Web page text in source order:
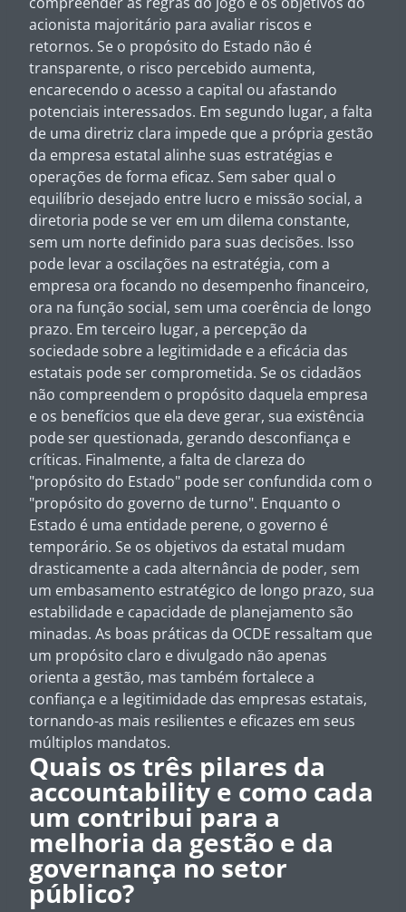
acionista majoritário para avaliar riscos e
retornos. Se o propósito do Estado não é
transparente, o risco percebido aumenta,
encarecendo o acesso a capital ou afastando
potenciais interessados. Em segundo lugar, a falta
de uma diretriz clara impede que a própria gestão
da empresa estatal alinhe suas estratégias e
operações de forma eficaz. Sem saber qual o
equilíbrio desejado entre lucro e missão social, a
diretoria pode se ver em um dilema constante,
sem um norte definido para suas decisões. Isso
pode levar a oscilações na estratégia, com a
empresa ora focando no desempenho financeiro,
ora na função social, sem uma coerência de longo
prazo. Em terceiro lugar, a percepção da
sociedade sobre a legitimidade e a eficácia das
estatais pode ser comprometida. Se os cidadãos
não compreendem o propósito daquela empresa
e os benefícios que ela deve gerar, sua existência
pode ser questionada, gerando desconfiança e
críticas. Finalmente, a falta de clareza do
"propósito do Estado" pode ser confundida com o
"propósito do governo de turno". Enquanto o
Estado é uma entidade perene, o governo é
temporário. Se os objetivos da estatal mudam
drasticamente a cada alternância de poder, sem
um embasamento estratégico de longo prazo, sua
estabilidade e capacidade de planejamento são
minadas. As boas práticas da OCDE ressaltam que
um propósito claro e divulgado não apenas
orienta a gestão, mas também fortalece a
confiança e a legitimidade das empresas estatais,
tornando-as mais resilientes e eficazes em seus
múltiplos mandatos.
Quais os três pilares da
accountability e como cada
um contribui para a
melhoria da gestão e da
governança no setor
público?